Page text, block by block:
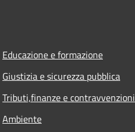
Educazione e formazione
Giustizia e sicurezza pubblica
Tributi,finanze e contravvenzioni
Ambiente